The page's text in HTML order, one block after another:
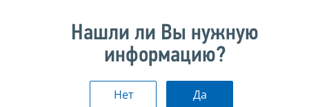
Нашли ли Вы нужную
информацию?
Нет Да